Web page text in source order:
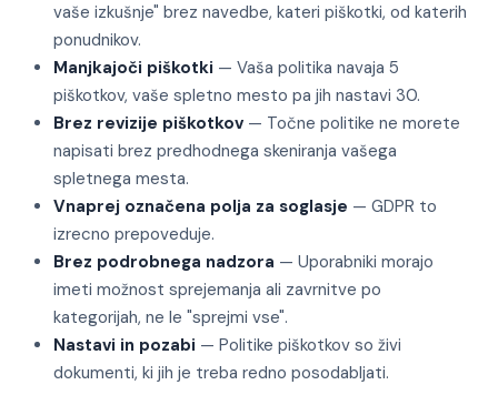
vaše izkušnje" brez navedbe, kateri piškotki, od katerih
ponudnikov.
Manjkajoči piškotki — Vaša politika navaja 5
piškotkov, vaše spletno mesto pa jih nastavi 30.
Brez revizije piškotkov — Točne politike ne morete
napisati brez predhodnega skeniranja vašega
spletnega mesta.
Vnaprej označena polja za soglasje — GDPR to
izrecno prepoveduje.
Brez podrobnega nadzora — Uporabniki morajo
imeti možnost sprejemanja ali zavrnitve po
kategorijah, ne le "sprejmi vse".
Nastavi in pozabi — Politike piškotkov so živi
dokumenti, ki jih je treba redno posodabljati.